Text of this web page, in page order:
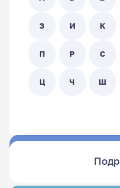
З И К
П Р С
Ц Ч Ш